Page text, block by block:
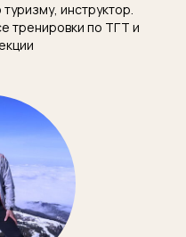
инструктор.
тренировки по ТГТ и